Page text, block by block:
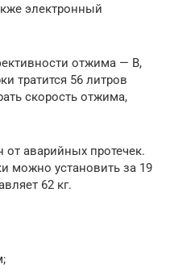
электронный
отжима — В,
тратится 56 литров
скорость отжима,
аварийных протечек.
можно установить за 19
62 кг.